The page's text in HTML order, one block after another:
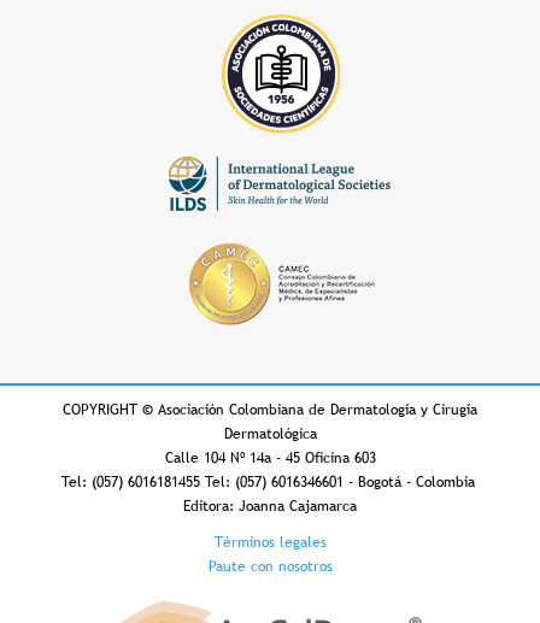
COPYRIGHT © Asociación Colombiana de Dermatología y Cirugía
Dermatológica
Calle 104 Nº 14a - 45 Oficina 603
Tel: (057) 6016181455 Tel: (057) 6016346601 - Bogotá - Colombia
Editora: Joanna Cajamarca
Términos legales
Paute con nosotros